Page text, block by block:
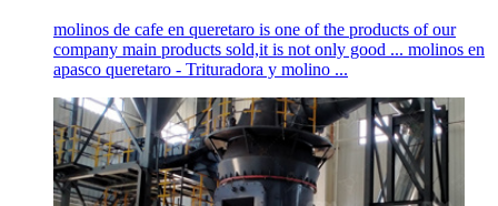
molinos de cafe en queretaro is one of the products of our
company main products sold,it is not only good ... molinos en
apasco queretaro - Trituradora y molino ...